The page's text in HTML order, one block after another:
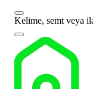
Kelime, semt veya